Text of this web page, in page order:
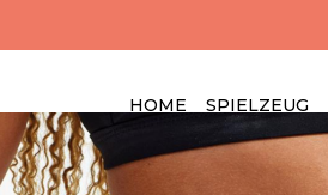
HOME SPIELZEUG